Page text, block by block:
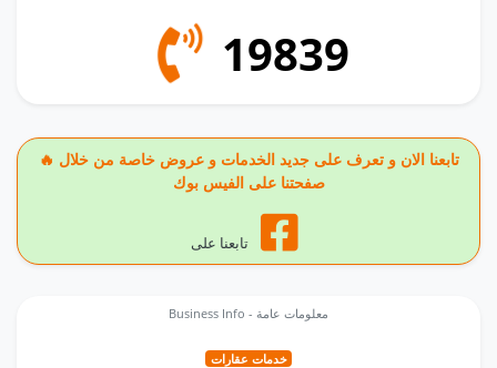
19839
🔥 تابعنا الان و تعرف على جديد الخدمات و عروض خاصة من خلال
صفحتنا على الفيس بوك
تابعنا على
Business Info - معلومات عامة
خدمات عقارات